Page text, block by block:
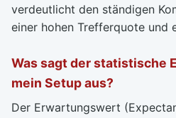
verdeutlicht den ständigen
einer hohen Trefferquote und
Was sagt der statistische
mein Setup aus?
Der Erwartungswert